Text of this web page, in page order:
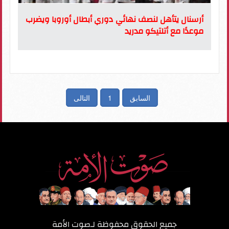
أرسنال يتأهل لنصف نهائي دوري أبطال أوروبا ويضرب
موعدًا مع أتلتيكو مدريد
السابق 1 التالى
جميع الحقوق محفوظة لـصوت الأمة